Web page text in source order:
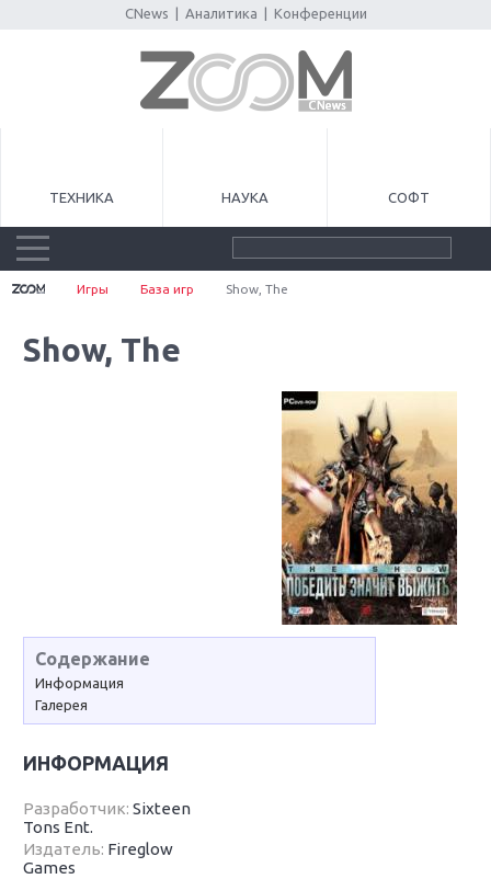
CNews Аналитика Конференции
ТЕХНИКА НАУКА СОФТ
Игры База игр Show, The
Show, The
Содержание
Информация
Галерея
ИНФОРМАЦИЯ
Разработчик:Sixteen
Tons Ent.
Издатель: Fireglow
Games